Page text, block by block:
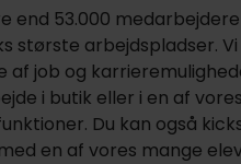
end 53.000
største arbejdspladser.
af job og
i butik eller i en af vores
Du kan også
en af vores mange